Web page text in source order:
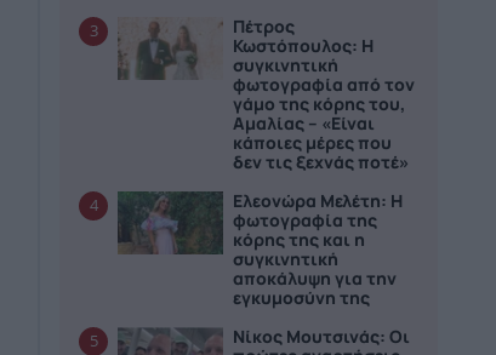
3
Πέτρος
Κωστόπουλος: Η
συγκινητική
φωτογραφία από τον
γάμο της κόρης του,
Αμαλίας – «Είναι
κάποιες μέρες που
δεν τις ξεχνάς ποτέ»
4
Ελεονώρα Μελέτη: Η
φωτογραφία της
κόρης της και η
συγκινητική
αποκάλυψη για την
εγκυμοσύνη της
5
Νίκος Μουτσινάς: Οι